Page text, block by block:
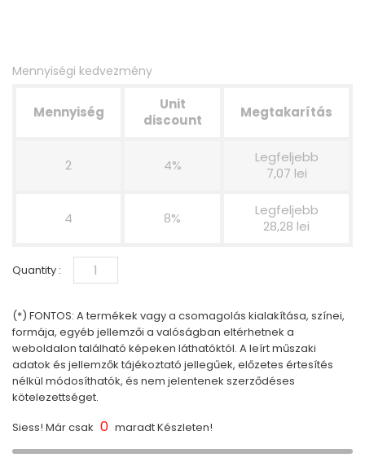
Mennyiségi kedvezmény
Mennyiség
Unit
discount
Megtakarítás
2 4%
Legfeljebb
7,07 lei
4 8%
Legfeljebb
28,28 lei
Quantity :
(*) FONTOS: A termékek vagy a csomagolás kialakítása, színei,
formája, egyéb jellemzői a valóságban eltérhetnek a
weboldalon található képeken láthatóktól. A leírt műszaki
adatok és jellemzők tájékoztató jellegűek, előzetes értesítés
nélkül módosíthatók, és nem jelentenek szerződéses
kötelezettséget.
Siess! Már csak 0 maradt Készleten!